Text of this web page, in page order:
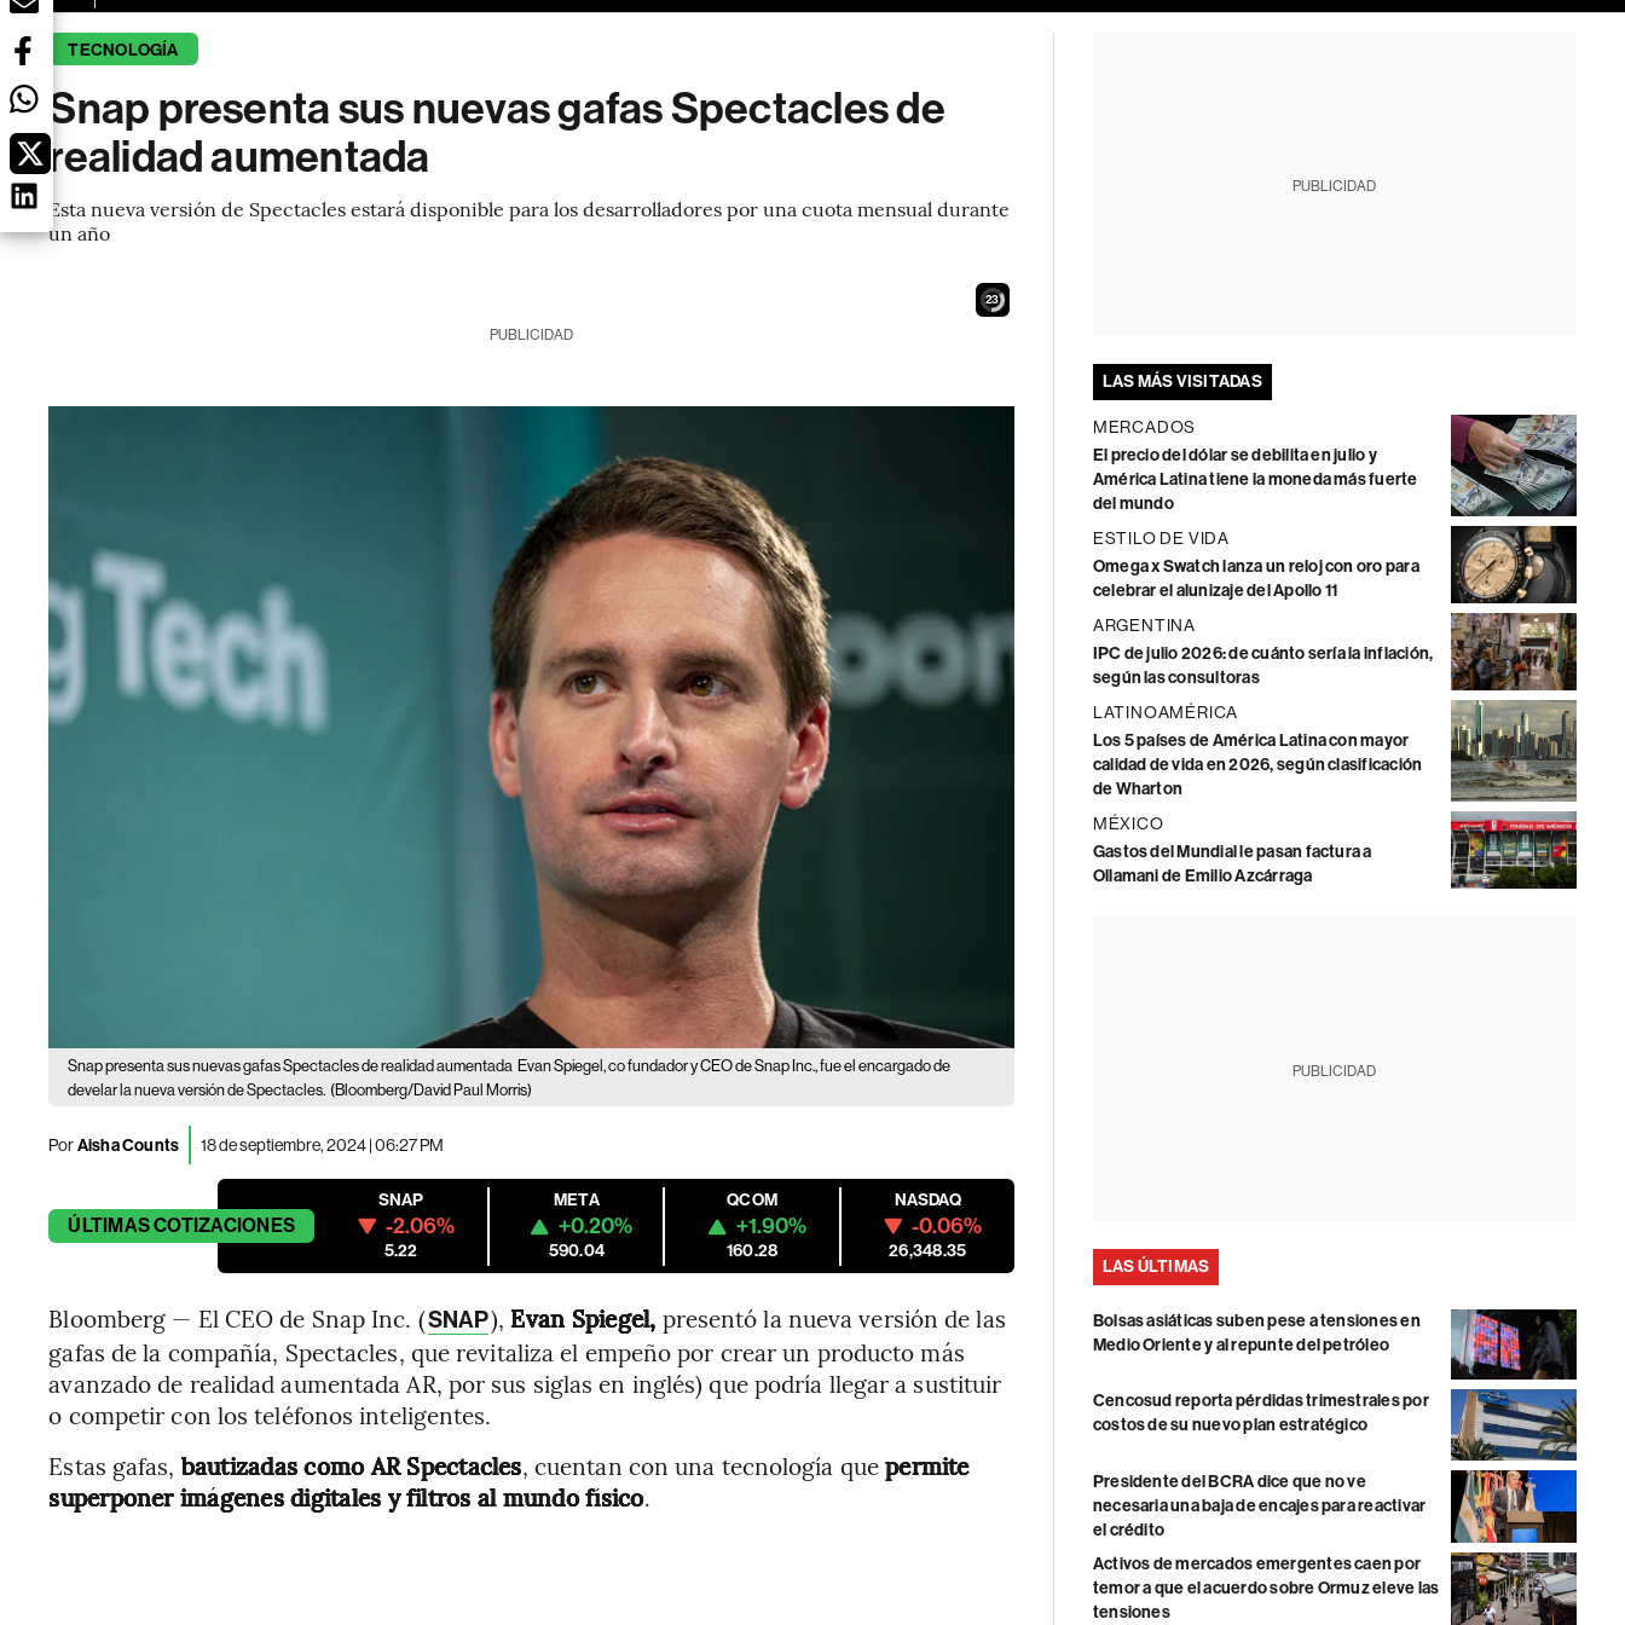
TECNOLOGÍA
Snap presenta sus nuevas gafas Spectacles de
realidad aumentada
Esta nueva versión de Spectacles estará disponible para los desarrolladores por una cuota mensual durante
un año
22
PUBLICIDAD
Snap presenta sus nuevas gafas Spectacles de realidad aumentada Evan Spiegel, co fundador y CEO de Snap Inc., fue el encargado de
develar la nueva versión de Spectacles. (Bloomberg/David Paul Morris)
PorAisha Counts 18 de septiembre, 2024 | 06:27 PM
ÚLTIMASCOTIZACIONES
SNAP
-2.06%
5.22
META
+0.20%
590.04
QCOM
+1.90%
160.28
NASDAQ
-0.06%
26,348.35
Bloomberg — El CEO de Snap Inc. (SNAP), Evan Spiegel, presentó la nueva versión de las
gafas de la compañía, Spectacles, que revitaliza el empeño por crear un producto más
avanzado de realidad aumentada AR, por sus siglas en inglés) que podría llegar a sustituir
o competir con los teléfonos inteligentes.
Estas gafas, bautizadas como AR Spectacles, cuentan con una tecnología quepermite
superponer imágenes digitales y filtros al mundo físico.
PUBLICIDAD
LAS MÁS VISITADAS
MERCADOS
El precio del dólar se debilita en julio y
América Latina tiene la moneda más fuerte
del mundo
ESTILO DE VIDA
Omega x Swatch lanza un reloj con oro para
celebrar el alunizaje del Apollo 11
ARGENTINA
IPC de julio 2026: de cuánto sería la inflación,
según las consultoras
LATINOAMÉRICA
Los 5 países de América Latina con mayor
calidad de vida en 2026, según clasificación
de Wharton
MÉXICO
Gastos del Mundial le pasan factura a
Ollamani de Emilio Azcárraga
PUBLICIDAD
LAS ÚLTIMAS
Bolsas asiáticas suben pese a tensiones en
Medio Oriente y al repunte del petróleo
Cencosud reporta pérdidas trimestrales por
costos de su nuevo plan estratégico
Presidente del BCRA dice que no ve
necesaria una baja de encajes para reactivar
el crédito
Activos de mercados emergentes caen por
temor a que el acuerdo sobre Ormuz eleve las
tensiones